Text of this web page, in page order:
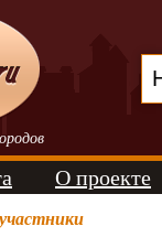
О проекте